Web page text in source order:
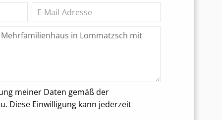
meiner Daten gemäß der
Diese Einwilligung kann jederzeit